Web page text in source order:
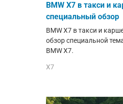
BMW X7 в такси и
специальный обзор
BMW X7 в такси и
обзор специальной
BMW X7.
X7